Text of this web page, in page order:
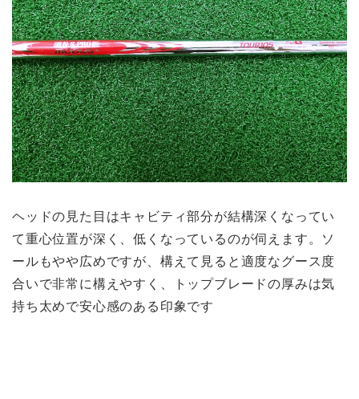
ヘッドの見た目はキャビティ部分が結構深くなってい
て重心位置が深く、低くなっているのが伺えます。ソ
ールもやや広めですが、構えて見ると適度なグース度
合いで非常に構えやすく、トップブレードの厚みは気
持ち太めで安心感のある印象です